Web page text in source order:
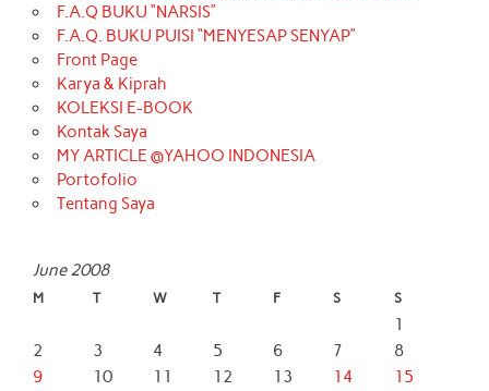
F.A.Q BUKU “NARSIS”
F.A.Q. BUKU PUISI “MENYESAP SENYAP”
Front Page
Karya & Kiprah
KOLEKSI E-BOOK
Kontak Saya
MY ARTICLE @YAHOO INDONESIA
Portofolio
Tentang Saya
June 2008
M T W T F S S
1
2
3 4 5 6 7
8
9
10 11 12 13 14
15